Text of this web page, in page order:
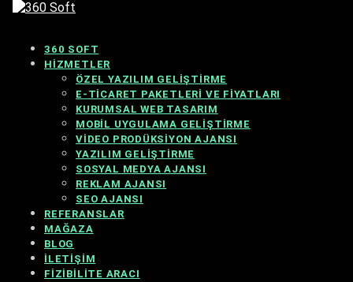
360 SOFT
HIZMETLER
ÖZEL YAZILIM GELIŞTIRME
E-TICARET PAKETLERI VE FIYATLARI
KURUMSAL WEB TASARIM
MOBIL UYGULAMA GELIŞTIRME
VIDEO PRODÜKSIYON AJANSI
YAZILIM GELIŞTIRME
SOSYAL MEDYA AJANSI
REKLAM AJANSI
SEO AJANSI
REFERANSLAR
MAĞAZA
BLOG
İLETIŞIM
FIZIBILITE ARACI